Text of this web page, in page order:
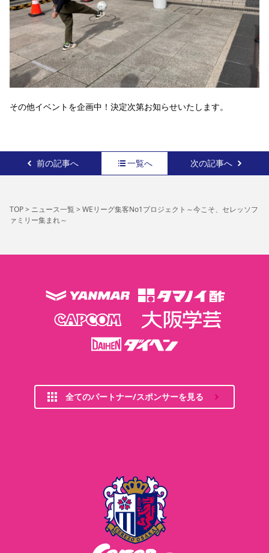
その他イベントを企画中！決定次第お知らせいたします。
前の記事へ 一覧へ 次の記事へ
TOP> ニュース一覧> WEリーグ集客No1プロジェクト～今こそ、セレッソフ
ァミリー集まれ～
全てのパートナー/スポンサーを見る